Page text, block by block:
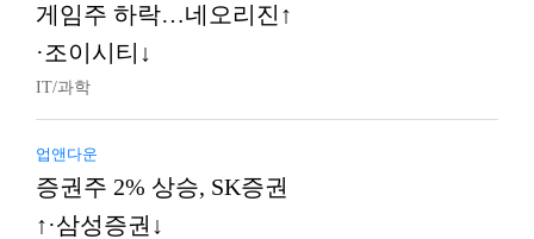
게임주 하락…네오리진↑
·조이시티↓
IT/과학
업앤다운
증권주 2% 상승, SK증권
↑·삼성증권↓